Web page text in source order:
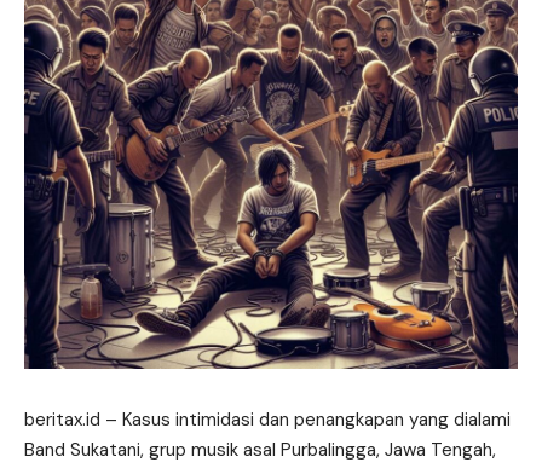
beritax.id – Kasus intimidasi dan penangkapan yang dialami
Band Sukatani, grup musik asal Purbalingga, Jawa Tengah,